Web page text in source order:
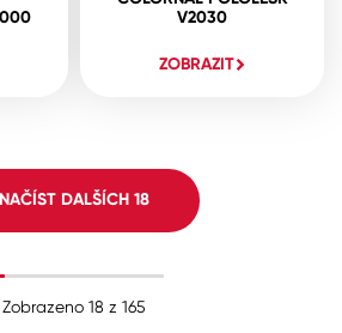
V2030
ZOBRAZIT
NAČÍST DALŠÍCH 18
Zobrazeno 18 z 165